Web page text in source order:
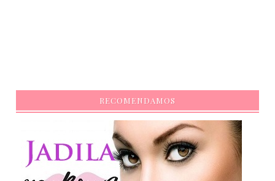
RECOMENDAMOS